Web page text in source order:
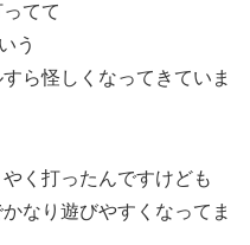
てて
う
ら怪しくなってきていま
く打ったんですけども
なり遊びやすくなってま